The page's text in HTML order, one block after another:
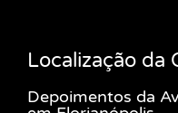
Localização da
Depoimentos da